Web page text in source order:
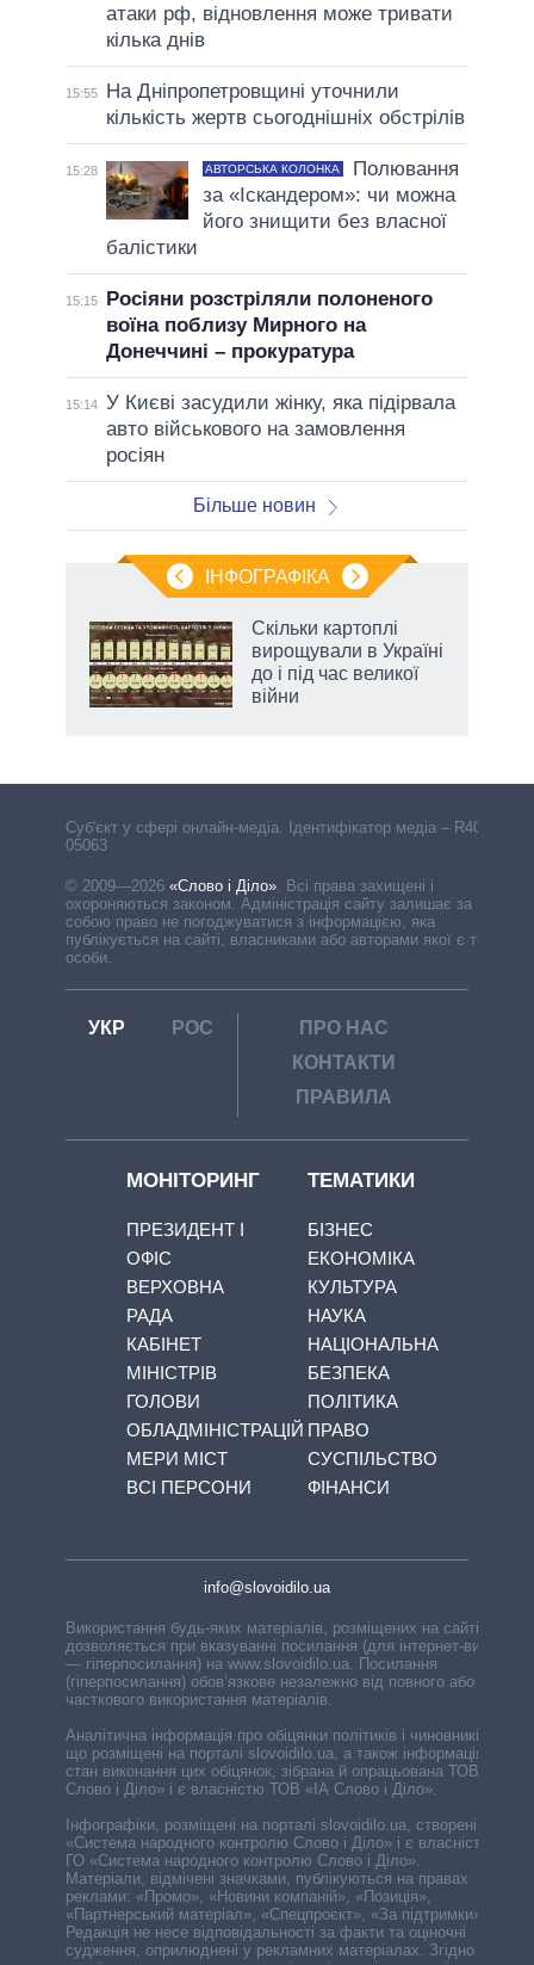
атаки рф, відновлення може тривати
кілька днів
15:55
На Дніпропетровщині уточнили
кількість жертв сьогоднішніх обстрілів
15:28 АВТОРСЬКА КОЛОНКА
Полювання
за «Іскандером»: чи можна
його знищити без власної
балістики
15:15
Росіяни розстріляли полоненого
воїна поблизу Мирного на
Донеччині – прокуратура
15:14 У Києві засудили жінку, яка підірвала
авто військового на замовлення
росіян
Більше новин
ІНФОГРАФІКА
Скільки картоплі
вирощували в Україні
до і під час великої
війни
Cуб'єкт у сфері онлайн-медіа. Ідентифікатор медіа – R40-
05063
© 2009—2026 «Слово і Діло»
Всі права захищені і
охороняються законом. Адміністрація сайту залишає за
собою право не погоджуватися з інформацією, яка
публікується на сайті, власниками або авторами якої є треті
особи.
УКР РОС
ПРО НАС
КОНТАКТИ
ПРАВИЛА
МОНІТОРИНГ
ПРЕЗИДЕНТ І
ОФІС
ВЕРХОВНА
РАДА
КАБІНЕТ
МІНІСТРІВ
ГОЛОВИ
ОБЛАДМІНІСТРАЦІЙ
МЕРИ МІСТ
ВСІ ПЕРСОНИ
ТЕМАТИКИ
БІЗНЕС
ЕКОНОМІКА
КУЛЬТУРА
НАУКА
НАЦІОНАЛЬНА
БЕЗПЕКА
ПОЛІТИКА
ПРАВО
СУСПІЛЬСТВО
ФІНАНСИ
info@slovoidilo.ua
Використання будь-яких матеріалів, розміщених на сайті,
дозволяється при вказуванні посилання (для інтернет-видань
— гіперпосилання) на www.slovoidilo.ua. Посилання
(гіперпосилання) обов’язкове незалежно від повного або
часткового використання матеріалів.
Аналітична інформація про обіцянки політиків і чиновників,
що розміщені на порталі slovoidilo.ua, а також інформація про
стан виконання цих обіцянок, зібрана й опрацьована ТОВ «ІА
Слово і Діло» і є власністю ТОВ «ІА Слово і Діло».
Інфографіки, розміщені на порталі slovoidilo.ua, створені ГО
«Система народного контролю Слово і Діло» і є власністю
ГО «Система народного контролю Слово і Діло».
Матеріали, відмічені значками, публікуються на правах
реклами: «Промо», «Новини компаній», «Позиція»,
«Партнерський матеріал», «Спецпроєкт», «За підтримки».
Редакція не несе відповідальності за факти та оціночні
судження, оприлюднені у рекламних матеріалах. Згідно з